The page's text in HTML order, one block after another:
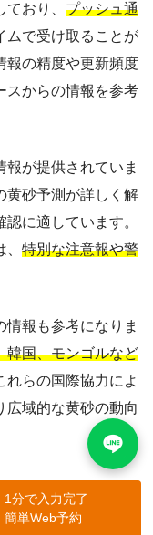
おり、 プッシュ通
ムで受け取ることが
報の精度や更新頻度
スからの情報を参考
が提供されていま
黄砂予測が詳しく解
に適しています。
特別な注意報や警
情報も参考になりま
韓国、モンゴルなど
れらの国際協力によ
広域的な黄砂の動向
メント】
1分で入力完了
簡単Web予約